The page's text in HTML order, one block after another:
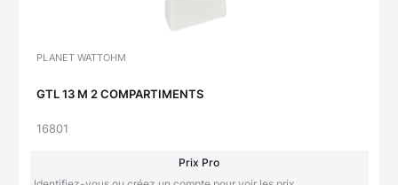
PLANET WATTOHM
GTL 13 M 2 COMPARTIMENTS
16801
Prix Pro